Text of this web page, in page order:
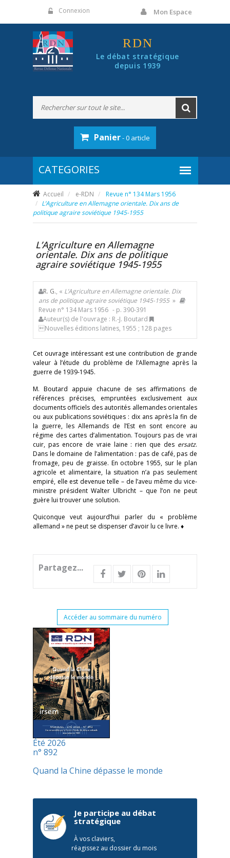
Connexion Mon Espace
RDN
Le débat stratégique
depuis 1939
Panier- 0 article
Accueil e-RDN
Revue n° 134 Mars 1956
L’Agriculture en Allemagne orientale. Dix ans de
politique agraire soviétique 1945-1955
L’Agriculture en Allemagne
orientale. Dix ans de politique
agraire soviétique 1945-1955
R. G., « L’Agriculture en Allemagne orientale. Dix
ans de politique agraire soviétique 1945-1955»
Revue n° 134 Mars 1956 - p. 390-391
Auteur(s) de l'ouvrage : R.-J. Boutard
Nouvelles éditions latines, 1955 ; 128 pages
Cet ouvrage intéressant est une contribution de grande
valeur à l’étude du problème de l’Allemagne après la
guerre de 1939-1945.
M. Boutard appuie chacune de ses affirmations de
références précises, empruntées exclusivement aux
documents officiels des autorités allemandes orientales
ou aux publications soviétiques : dix ans après la fin de
la guerre, les Allemands de l’Est en sont encore au
régime des cartes d’alimentation. Toujours pas de vrai
cuir, pas encore de vraie laine : rien que des ersatz.
Dans le domaine de l’alimentation : pas de café, pas de
fromage, peu de graisse. En octobre 1955, sur le plan
agricole et alimentaire, la situation n’a pas seulement
empiré, elle est devenue telle – de l’aveu même du vice-
ministre président Walter Ulbricht – que l’on ne peut
guère lui trouver une solution.
Quiconque veut aujourd’hui parler du « problème
allemand » ne peut se dispenser d’avoir lu ce livre. ♦
Partagez...
Accéder au sommaire du numéro
Été 2026
n° 892
Quand la Chine dépasse le monde
Je participe au débat
stratégique
À vos claviers,
réagissez au dossier du mois